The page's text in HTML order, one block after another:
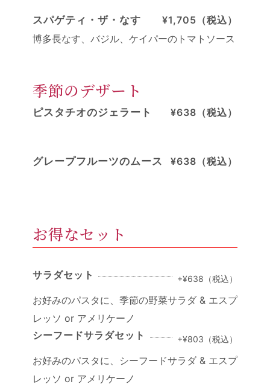
スパゲティ・ザ・なす
¥1,705（税込）
博多長なす、バジル、ケイパーのトマトソース
季節のデザート
ピスタチオのジェラート ¥638（税込）
グレープフルーツのムース ¥638（税込）
お得なセット
サラダセット +¥638（税込）
お好みのパスタに、季節の野菜サラダ & エスプ
レッソ or アメリケーノ
シーフードサラダセット
+¥803（税込）
お好みのパスタに、シーフードサラダ & エスプ
レッソ or アメリケーノ